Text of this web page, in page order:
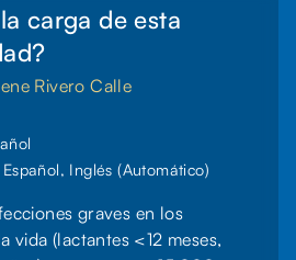
carga de esta
Rivero Calle
Español, Inglés (Automático)
graves en los
vida (lactantes <12 meses,